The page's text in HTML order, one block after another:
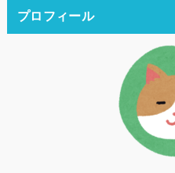
プロフィール